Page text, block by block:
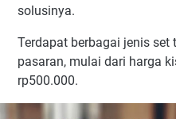
solusinya.
Terdapat berbagai jenis set
pasaran, mulai dari harga
rp500.000.